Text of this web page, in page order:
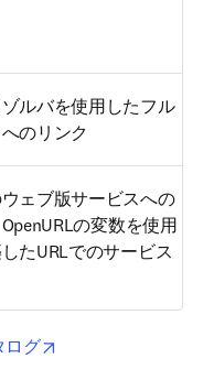
ルバを使用したフル
のリンク
ェブ版サービスへの
の変数を使用
たURLでのサービス
ログ